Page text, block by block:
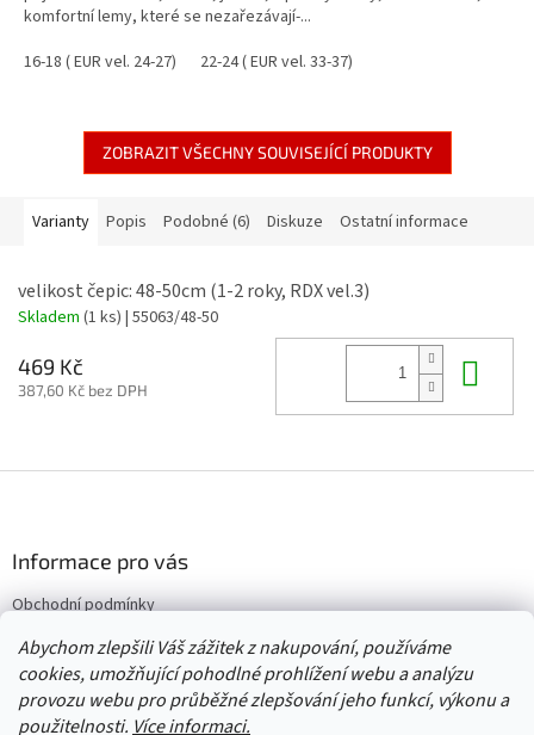
Abychom zlepšili Váš zážitek z nakupování, používáme
cookies, umožňující pohodlné prohlížení webu a analýzu
provozu webu pro průběžné zlepšování jeho funkcí, výkonu a
použitelnosti. Více informaci.
komfortní lemy, které se nezařezávají-...
16-18 ( EUR vel. 24-27)
22-24 ( EUR vel. 33-37)
ZOBRAZIT VŠECHNY SOUVISEJÍCÍ PRODUKTY
Varianty Popis Podobné (6) Diskuze Ostatní informace
velikost čepic: 48-50cm (1-2 roky, RDX vel.3)
Skladem (1 ks) | 55063/48-50
469 Kč
387,60 Kč bez DPH
í
Informace pro vás
Obchodní podmínky
Vrácení/výměna/reklamace
Velkoobchod